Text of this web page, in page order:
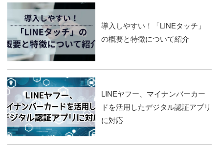
導入しやすい！「LINEタッチ」
の概要と特徴について紹介
LINEヤフー、マイナンバーカー
ドを活用したデジタル認証アプリ
に対応